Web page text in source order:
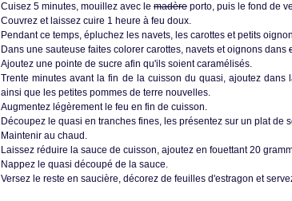
Cuisez 5 minutes, mouillez avec le madère porto, puis le fond de
Couvrez et laissez cuire 1 heure à feu doux.
Pendant ce temps, épluchez les navets, les carottes et petits
Dans une sauteuse faites colorer carottes, navets et oignons dans
Ajoutez une pointe de sucre afin qu'ils soient caramélisés.
Trente minutes avant la fin de la cuisson du quasi, ajoutez
ainsi que les petites pommes de terre nouvelles.
Augmentez légèrement le feu en fin de cuisson.
Découpez le quasi en tranches fines, les présentez sur un plat de
Maintenir au chaud.
Laissez réduire la sauce de cuisson, ajoutez en fouettant 20
Nappez le quasi découpé de la sauce.
Versez le reste en saucière, décorez de feuilles d'estragon et